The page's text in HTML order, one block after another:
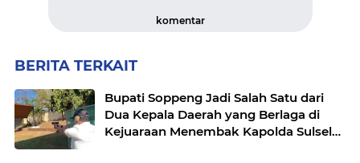
komentar
BERITA TERKAIT
Bupati Soppeng Jadi Salah Satu dari
Dua Kepala Daerah yang Berlaga di
Kejuaraan Menembak Kapolda Sulsel